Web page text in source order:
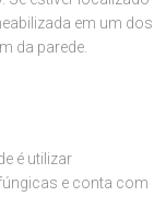
em um dos
da parede.
é utilizar
e conta com